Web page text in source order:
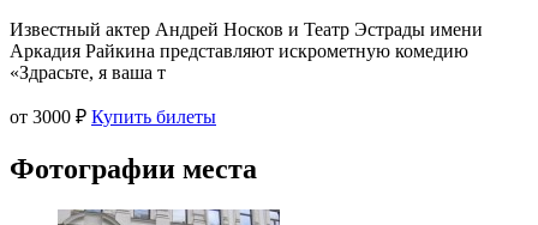
Известный актер Андрей Носков и Театр Эстрады имени
Аркадия Райкина представляют искрометную комедию
«Здрасьте, я ваша т
от 3000 ₽ Купить билеты
Фотографии места